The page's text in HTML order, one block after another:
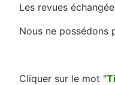
Les revues
Nous ne possédons
Cliquer sur le mot "